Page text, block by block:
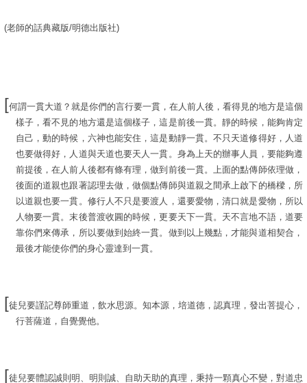
(老師的話典藏版/明德出版社)
[何謂一貫大道？就是你們的言行要一貫，在人前人後，看得見的地方是這個
樣子，看不見的地方還是這個樣子，這是前後一貫。靜的時候，能夠肯定
自己，動的時候，六神也能安住，這是動靜一貫。不只天道修得好，人道
也要做得好，人道與天道也要天人一貫。身為上天的辦事人員，要能夠遵
前提後，在人前人後都有條有理，做到前後一貫。上面的點傳師依理做，
後面的道親也跟著認理去做，做個點傳師與道親之間承上啟下的橋樑，所
以道親也要一貫。修行人不只是要渡人，還要愛物，清口就是愛物，所以
人物要一貫。末後普渡收圓的時候，更要天下一貫。天不言地不語，道要
靠你們來傳承，所以要做到始終一貫。做到以上幾點，才能與道相契合，
最後才能使你們的身心靈達到一貫。
[徒兒要謹記尊師重道，飲水思源。知本源，培道德，認真理，發出菩提心，
行菩薩道，自覺覺他。
[徒兒要體認誠則明、明則誠、自助天助的真理，秉持一顆真心不變，對道忠